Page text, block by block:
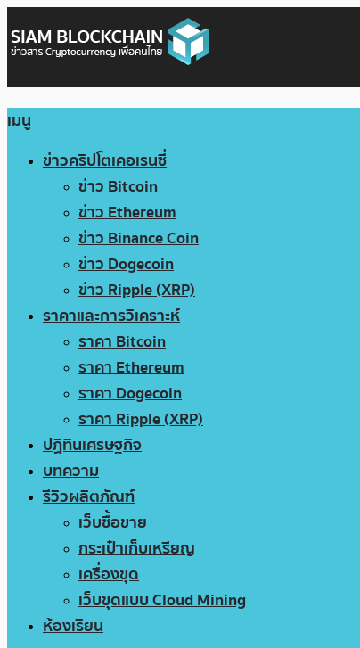
เมนู
ข่าวคริปโตเคอเรนซี่
ข่าว Bitcoin
ข่าว Ethereum
ข่าว Binance Coin
ข่าว Dogecoin
ข่าว Ripple (XRP)
ราคาและการวิเคราะห์
ราคา Bitcoin
ราคา Ethereum
ราคา Dogecoin
ราคา Ripple (XRP)
ปฏิทินเศรษฐกิจ
บทความ
รีวิวผลิตภัณฑ์
เว็บซื้อขาย
กระเป๋าเก็บเหรียญ
เครื่องขุด
เว็บขุดแบบ Cloud Mining
ห้องเรียน